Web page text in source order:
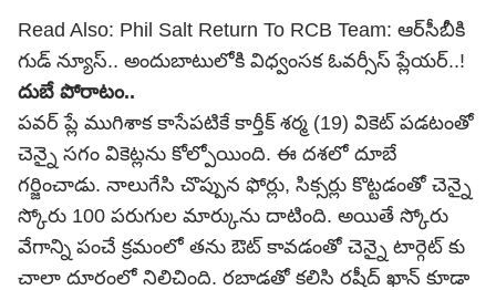
Read Also: Phil Salt Return To RCB Team: ఆర్‌సీబీకి
గుడ్ న్యూస్.. అందుబాటులోకి విధ్వంస‌క ఓవ‌ర్సీస్ ప్లేయ‌ర్..!
దుబే పోరాటం..
ప‌వ‌ర్ ప్లే ముగిశాక కాసేప‌టికే కార్తీక్ శ‌ర్మ (19) వికెట్ ప‌డ‌టంతో
చెన్నై స‌గం వికెట్ల‌ను కోల్పోయింది. ఈ ద‌శ‌లో దూబే
గ‌ర్జించాడు. నాలుగేసి చొప్పున ఫోర్లు, సిక్స‌ర్లు కొట్ట‌డంతో చెన్నై
స్కోరు 100 ప‌రుగుల మార్కును దాటింది. అయితే స్కోరు
వేగాన్ని పంచే క్ర‌మంలో త‌ను ఔట్ కావ‌డంతో చెన్నై టార్గెట్ కు
చాలా దూరంలో నిలిచింది. ర‌బాడ‌తో క‌లిసి ర‌షీద్ ఖాన్ కూడా